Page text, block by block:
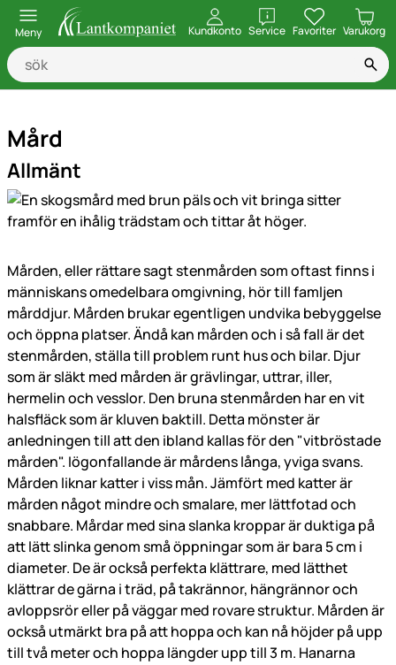
Meny Kundkonto ServiceöppnaFavoriter Varukorg
Mård
Allmänt
Mården, eller rättare sagt stenmården som oftast finns i
människans omedelbara omgivning, hör till famljen
mårddjur. Mården brukar egentligen undvika bebyggelse
och öppna platser. Ändå kan mården och i så fall är det
stenmården, ställa till problem runt hus och bilar. Djur
som är släkt med mården är grävlingar, uttrar, iller,
hermelin och vesslor. Den bruna stenmården har en vit
halsfläck som är kluven baktill. Detta mönster är
anledningen till att den ibland kallas för den "vitbröstade
mården". Iögonfallande är mårdens långa, yviga svans.
Mården liknar katter i viss mån. Jämfört med katter är
mården något mindre och smalare, mer lättfotad och
snabbare. Mårdar med sina slanka kroppar är duktiga på
att lätt slinka genom små öppningar som är bara 5 cm i
diameter. De är också perfekta klättrare, med lätthet
klättrar de gärna i träd, på takrännor, hängrännor och
avloppsrör eller på väggar med rovare struktur. Mården är
också utmärkt bra på att hoppa och kan nå höjder på upp
till två meter och hoppa längder upp till 3 m. Hanarna